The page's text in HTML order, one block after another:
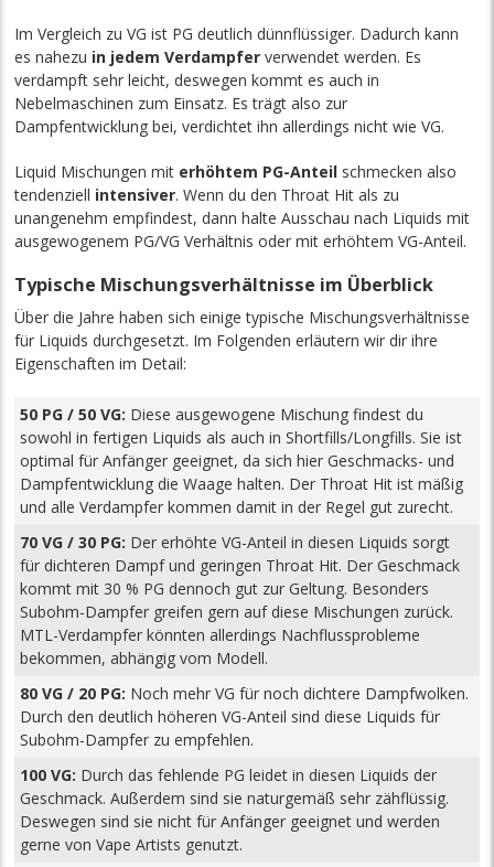
Im Vergleich zu VG ist PG deutlich dünnflüssiger. Dadurch kann
es nahezu in jedem Verdampfer verwendet werden. Es
verdampft sehr leicht, deswegen kommt es auch in
Nebelmaschinen zum Einsatz. Es trägt also zur
Dampfentwicklung bei, verdichtet ihn allerdings nicht wie VG.
Liquid Mischungen mit erhöhtem PG-Anteil schmecken also
tendenziell intensiver. Wenn du den Throat Hit als zu
unangenehm empfindest, dann halte Ausschau nach Liquids mit
ausgewogenem PG/VG Verhältnis oder mit erhöhtem VG-Anteil.
Typische Mischungsverhältnisse im Überblick
Über die Jahre haben sich einige typische Mischungsverhältnisse
für Liquids durchgesetzt. Im Folgenden erläutern wir dir ihre
Eigenschaften im Detail:
50 PG / 50 VG: Diese ausgewogene Mischung findest du
sowohl in fertigen Liquids als auch in Shortfills/Longfills. Sie ist
optimal für Anfänger geeignet, da sich hier Geschmacks- und
Dampfentwicklung die Waage halten. Der Throat Hit ist mäßig
und alle Verdampfer kommen damit in der Regel gut zurecht.
70 VG / 30 PG: Der erhöhte VG-Anteil in diesen Liquids sorgt
für dichteren Dampf und geringen Throat Hit. Der Geschmack
kommt mit 30 % PG dennoch gut zur Geltung. Besonders
Subohm-Dampfer greifen gern auf diese Mischungen zurück.
MTL-Verdampfer könnten allerdings Nachflussprobleme
bekommen, abhängig vom Modell.
80 VG / 20 PG: Noch mehr VG für noch dichtere Dampfwolken.
Durch den deutlich höheren VG-Anteil sind diese Liquids für
Subohm-Dampfer zu empfehlen.
100 VG: Durch das fehlende PG leidet in diesen Liquids der
Geschmack. Außerdem sind sie naturgemäß sehr zähflüssig.
Deswegen sind sie nicht für Anfänger geeignet und werden
gerne von Vape Artists genutzt.